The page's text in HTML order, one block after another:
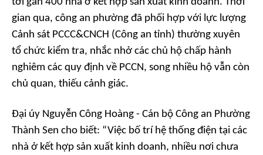
tới gần 400 nhà ở kết hợp sản xuất kinh doanh. Thời
gian qua, công an phường đã phối hợp với lực lượng
Cảnh sát PCCC&CNCH (Công an tỉnh) thường xuyên
tổ chức kiểm tra, nhắc nhở các chủ hộ chấp hành
nghiêm các quy định về PCCN, song nhiều hộ vẫn còn
chủ quan, thiếu cảnh giác.
Đại úy Nguyễn Công Hoàng - Cán bộ Công an Phường
Thành Sen cho biết: “Việc bố trí hệ thống điện tại các
nhà ở kết hợp sản xuất kinh doanh, nhiều nơi chưa